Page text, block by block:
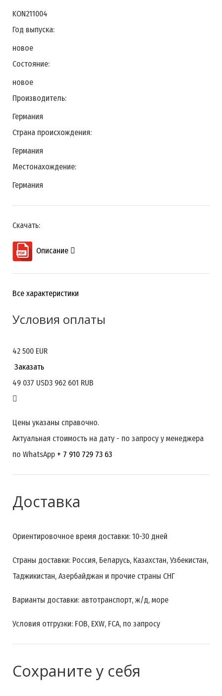
KON211004
Год выпуска:
новое
Состояние:
новое
Производитель:
Германия
Страна происхождения:
Германия
Местонахождение:
Германия
Скачать:
Описание
Все характеристики
Условия оплаты
42 500 EUR
Заказать
49 037 USD3 962 601 RUB
Цены указаны справочно.
Актуальная стоимость на дату - по запросу у менеджера
по WhatsApp + 7 910 729 73 63
Доставка
Ориентировочное время доставки: 10-30 дней
Страны доставки: Россия, Беларусь, Казахстан, Узбекистан,
Таджикистан, Азербайджан и прочие страны СНГ
Варианты доставки: автотранспорт, ж/д, море
Условия отгрузки: FOB, EXW, FCA, по запросу
Сохраните у себя